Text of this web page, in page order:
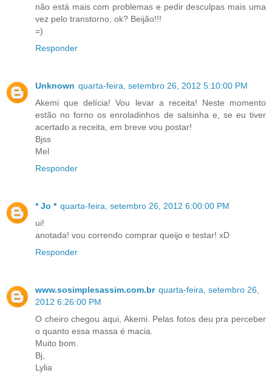
não está mais com problemas e pedir desculpas mais uma
vez pelo transtorno, ok? Beijão!!!
=)
Responder
Unknown quarta-feira, setembro 26, 2012 5:10:00 PM
Akemi que delícia! Vou levar a receita! Neste momento
estão no forno os enroladinhos de salsinha e, se eu tiver
acertado a receita, em breve vou postar!
Bjss
Mel
Responder
* Jo * quarta-feira, setembro 26, 2012 6:00:00 PM
ui!
anotada! vou correndo comprar queijo e testar! xD
Responder
www.sosimplesassim.com.br quarta-feira, setembro 26,
2012 6:26:00 PM
O cheiro chegou aqui, Akemi. Pelas fotos deu pra perceber
o quanto essa massa é macia.
Muito bom.
Bj,
Lylia